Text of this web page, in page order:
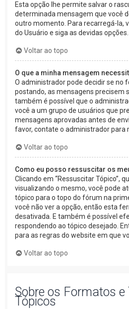
Esta opção lhe permite salvar o
determinada mensagem que você
outro momento. Para recarregá-la,
do Usuário e siga as devidas opções.
Voltar ao topo
O que a minha mensagem
O administrador pode decidir se no
postando, as mensagens precisem
também é possível que o
você a um grupo de usuários que
mensagens aprovadas antes de
favor, contate o administrador para
Voltar ao topo
Como eu posso ressuscitar os
Clicando em “Ressuscitar Tópico”,
visualizando o mesmo, você pode
tópico para o topo do fórum na
você não ver a opção, então esta
desativada. E também é possível
respondendo ao tópico desejado.
para as regras do website em que
Voltar ao topo
Sobre os Formatos e
Tópicos